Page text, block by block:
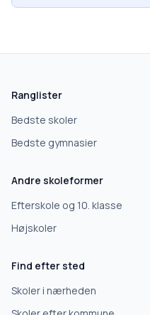
Hvad leder du
Vi bruger dit valg til at stille
Grundskole
10. klasse
Ranglister
Bedste skoler
Bedste gymnasier
Andre skoleformer
Efterskole og 10. klasse
Højskoler
Find efter sted
Skoler i nærheden